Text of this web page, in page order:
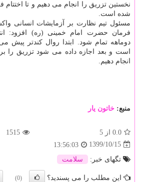
نخستین تزریق را انجام می دهیم و تا اختتام
شده است.
مسئول تیم نظارت بر آزمایشات انسانی
فرمان حضرت امام خمینی (ره) افزود:
دوماهه تمام شود. ابتدا روال کندتر پیش
است و بعد اجازه داده می شود تزریق را
انجام دهیم.
منبع: خاتون یار
0.0 از 5
1515
1399/10/15
13:56:03
تگهای خبر:
سلامت
این مطلب را می پسندید؟ (0)